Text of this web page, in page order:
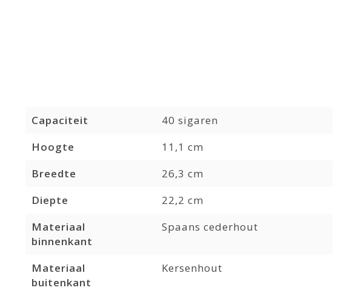
Capaciteit
40 sigaren
Hoogte
11,1 cm
Breedte
26,3 cm
Diepte
22,2 cm
Materiaal
binnenkant
Spaans cederhout
Materiaal
buitenkant
Kersenhout